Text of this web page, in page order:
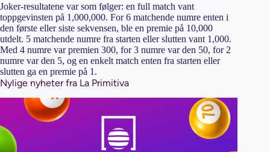
Joker-resultatene var som følger: en full match vant
toppgevinsten på 1,000,000. For 6 matchende numre enten i
den første eller siste sekvensen, ble en premie på 10,000
utdelt. 5 matchende numre fra starten eller slutten vant 1,000.
Med 4 numre var premien 300, for 3 numre var den 50, for 2
numre var den 5, og en enkelt match enten fra starten eller
slutten ga en premie på 1.
Nylige nyheter fra La Primitiva